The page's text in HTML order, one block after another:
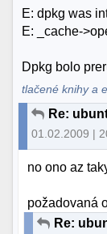
E: dpkg was
E: _cache-
Dpkg bolo
tlačené knihy a
Re:
01.02.2009 |
no ono az
požadovaná
Re: